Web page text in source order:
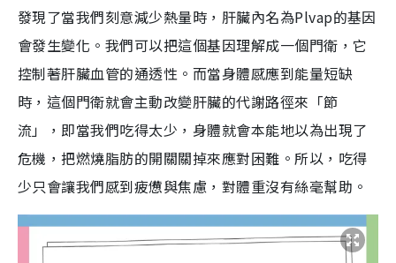
發現了當我們刻意減少熱量時，肝臟內名為Plvap的基因
會發生變化。我們可以把這個基因理解成一個門衛，它
控制著肝臟血管的通透性。而當身體感應到能量短缺
時，這個門衛就會主動改變肝臟的代謝路徑來「節
流」，即當我們吃得太少，身體就會本能地以為出現了
危機，把燃燒脂肪的開關關掉來應對困難。所以，吃得
少只會讓我們感到疲憊與焦慮，對體重沒有絲毫幫助。